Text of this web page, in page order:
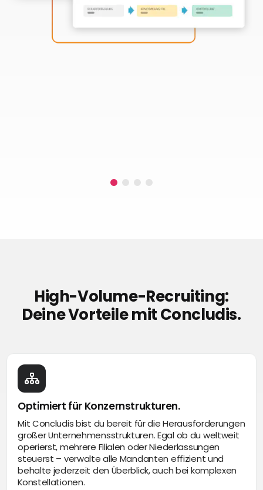
Kontakt
Theme-
High-Volume-Recruiting:
Deine Vorteile mit Concludis.
Optimiert für Konzernstrukturen.
Mit Concludis bist du bereit für die Herausforderungen
großer Unternehmensstrukturen. Egal ob du weltweit
operierst, mehrere Filialen oder Niederlassungen
steuerst – verwalte alle Mandanten effizient und
behalte jederzeit den Überblick, auch bei komplexen
Konstellationen.